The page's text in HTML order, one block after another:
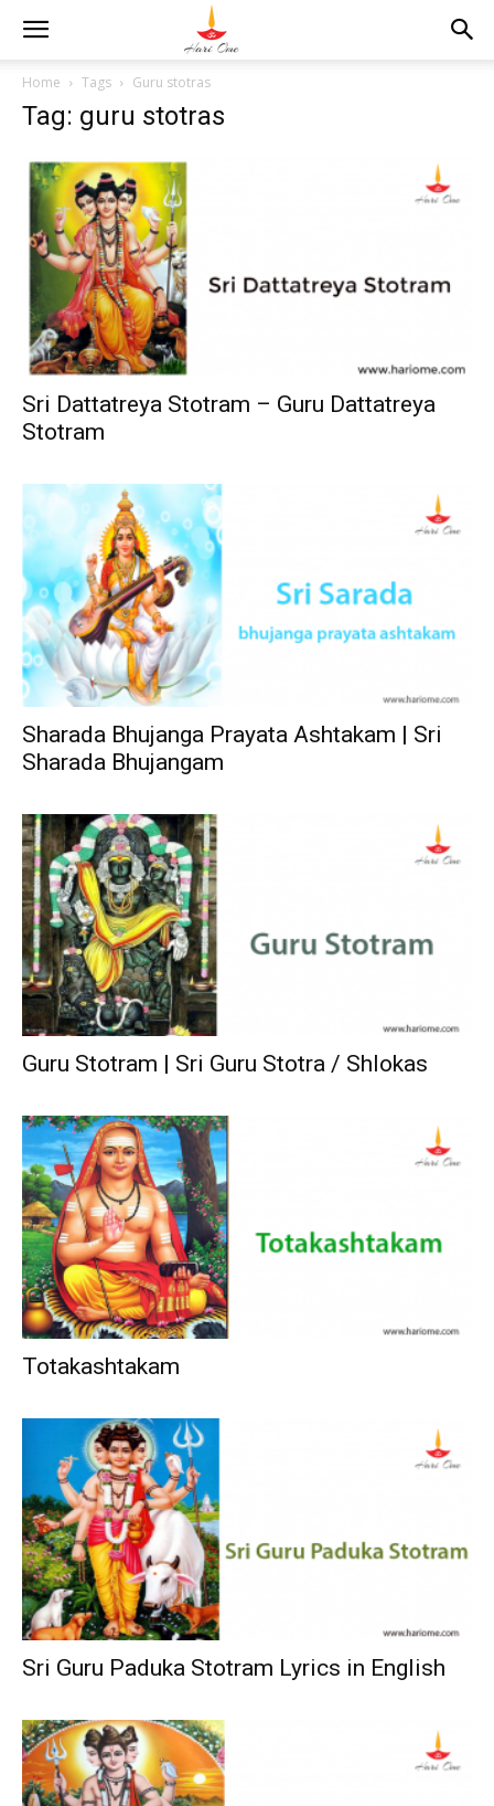
Home Tags Guru stotras
Tag: guru stotras
Sri Dattatreya Stotram – Guru Dattatreya
Stotram
Sharada Bhujanga Prayata Ashtakam | Sri
Sharada Bhujangam
Guru Stotram | Sri Guru Stotra / Shlokas
Totakashtakam
Sri Guru Paduka Stotram Lyrics in English